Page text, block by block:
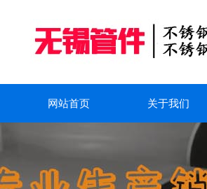
网站首页 关于我们